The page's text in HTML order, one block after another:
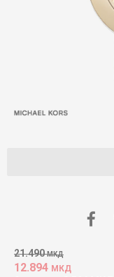
21.490 МКД
12.894 МКД